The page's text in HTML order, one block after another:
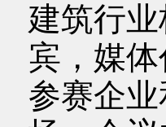
建筑行
宾，媒
参赛企